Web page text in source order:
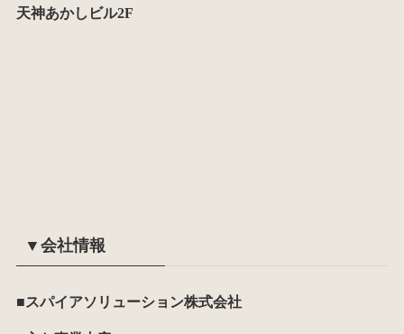
天神あかしビル2F
▼会社情報
■スパイアソリューション株式会社